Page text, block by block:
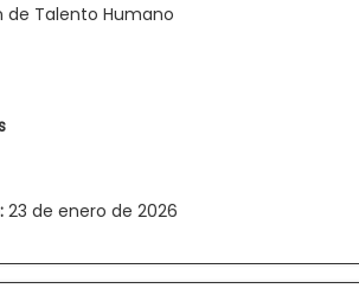
de Talento Humano
23 de enero de 2026